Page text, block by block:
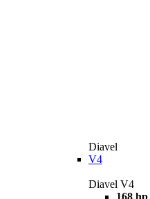
Diavel
V4
Diavel V4